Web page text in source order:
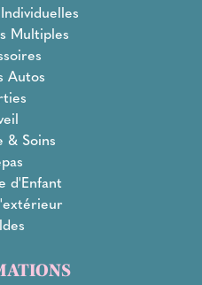
Multiples
Autos
& Soins
d'Enfant